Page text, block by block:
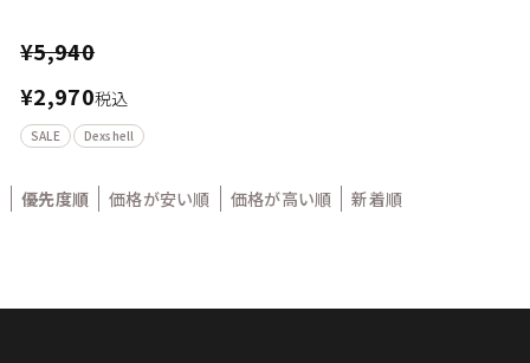
¥5,940
¥2,970税込
SALE Dexshell
優先度順 価格が安い順 価格が高い順 新着順